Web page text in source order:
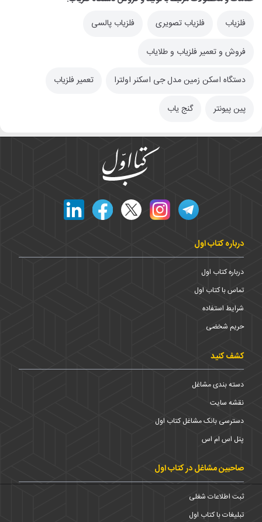
فلزیاب
فلزیاب تصویری فلزیاب پالسی
فروش و تعمیر فلزیاب و طلایاب
دستگاه اسکن زمین مدل جی اسکنر اولترا تعمیر فلزیاب
پین پیونتر گنج یاب
درباره کتاب اول
درباره کتاب اول
تماس با کتاب اول
شرایط استفاده
حریم شخضی
کشف کنید
دسته بندی مشاغل
نقشه سایت
دسترسی بانک مشاغل کتاب اول
پنل اس ام اس
صاحبین مشاغل در کتاب اول
ثبت اطلاعات شغلی
تبلیغات با کتاب اول